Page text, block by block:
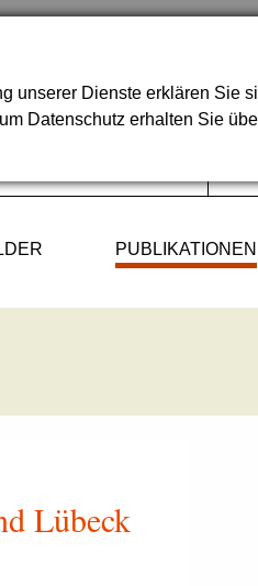
unserer Dienste erklären Sie
Datenschutz erhalten Sie
PUBLIKATIONEN
Lübeck